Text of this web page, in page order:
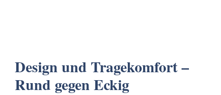
Design und Tragekomfort –
Rund gegen Eckig